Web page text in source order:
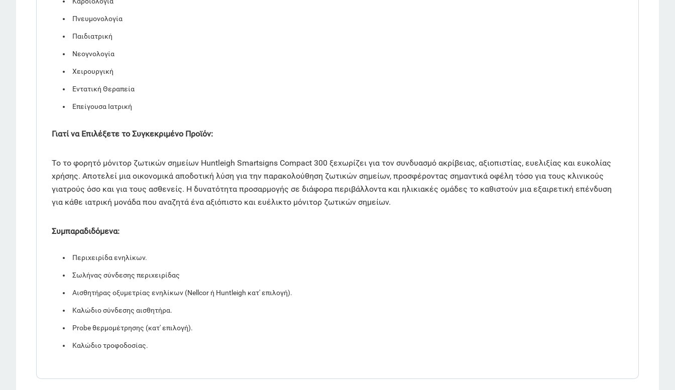
Πνευμονολογία
Παιδιατρική
Νεογνολογία
Χειρουργική
Εντατική Θεραπεία
Επείγουσα Ιατρική
Γιατί να Επιλέξετε το Συγκεκριμένο Προϊόν:
Το το φορητό μόνιτορ ζωτικών σημείων Huntleigh Smartsigns Compact 300 ξεχωρίζει για τον συνδυασμό ακρίβειας, αξιοπιστίας, ευελιξίας και ευκολίας
χρήσης. Αποτελεί μια οικονομικά αποδοτική λύση για την παρακολούθηση ζωτικών σημείων, προσφέροντας σημαντικά οφέλη τόσο για τους κλινικούς
γιατρούς όσο και για τους ασθενείς. Η δυνατότητα προσαρμογής σε διάφορα περιβάλλοντα και ηλικιακές ομάδες το καθιστούν μια εξαιρετική επένδυση
για κάθε ιατρική μονάδα που αναζητά ένα αξιόπιστο και ευέλικτο μόνιτορ ζωτικών σημείων.
Συμπαραδιδόμενα:
Περιχειρίδα ενηλίκων.
Σωλήνας σύνδεσης περιχειρίδας
Αισθητήρας οξυμετρίας ενηλίκων (Nellcor ή Huntleigh κατ' επιλογή).
Καλώδιο σύνδεσης αισθητήρα.
Probe θερμομέτρησης (κατ' επιλογή).
Καλώδιο τροφοδοσίας.